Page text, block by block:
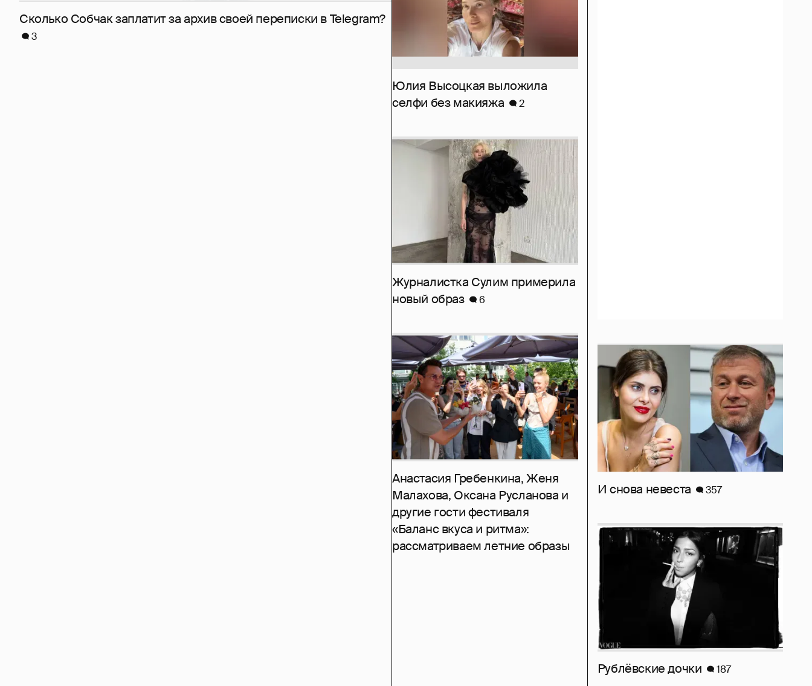
Сколько Собчак заплатит за архив своей перeписки в Telegram?
3
Юлия Высоцкая выложила
селфи без макияжа
2
Журналистка Сулим примерила
новый образ
6
И снова невеста 357
Анастасия Гребенкина, Женя
Малахова, Оксана Русланова и
другие гости фестиваля
«Баланс вкуса и ритма»:
рассматриваем летние образы
Рублёвские дочки 187